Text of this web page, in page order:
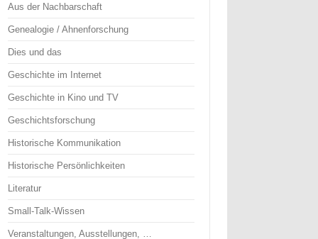
Aus der Nachbarschaft
Genealogie / Ahnenforschung
Dies und das
Geschichte im Internet
Geschichte in Kino und TV
Geschichtsforschung
Historische Kommunikation
Historische Persönlichkeiten
Literatur
Small-Talk-Wissen
Veranstaltungen, Ausstellungen, …